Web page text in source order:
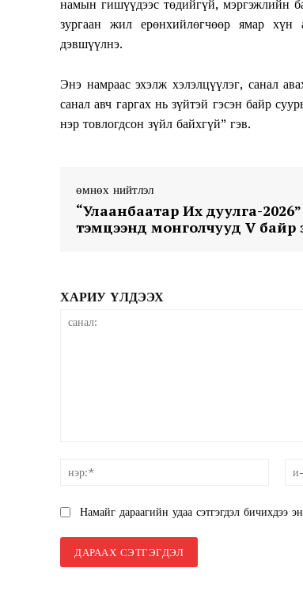
намын гишүүдээс төдийгүй, мэргэжлийн
зургаан жил ерөнхийлөгчөөр ямар
дэвшүүлнэ.
Энэ намраас эхэлж хэлэлцүүлэг, санал
санал авч гаргах нь зүйтэй гэсэн байр
нэр товлогдсон зүйл байхгүй” гэв.
өмнөх нийтлэл
“Улаанбаатар Их дуулга-2026”
тэмцээнд монголчууд V байр
ХАРИУ ҮЛДЭЭХ
Намайг дараагийн удаа сэтгэгдэл бичихдээ